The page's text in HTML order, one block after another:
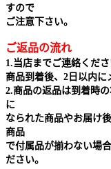
すので
ご注意下さい。
ご返品の流れ
1.当店までご連絡くだ
商品到着後、2日以内
2.商品の返品は到着時
に
なられた商品やお届け
商品
で付属品が揃わない場
ださい。